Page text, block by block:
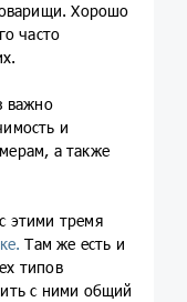
Хорошо
часто
важно
и
а также
этими тремя
Там же есть и
типов
с ними общий